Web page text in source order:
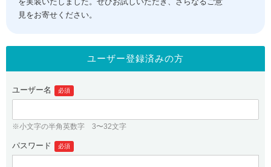
ドメイン一括検索
.jpドメインオークション
gTLDオークション NEW!
.jpドメインバックオーダー
プレミアムドメイン
人気ドメインの種類
XREA
SSL証明書
お得意様割引
紹介制度
バリュードメインAPI
ドメイン・ホスティングOEM
ログイン
従来のバリュードメインをご利用希望の方
ユーザー登録
見をお寄せください。
ユーザー登録済みの方
ユーザー名 必須
※小文字の半角英数字 3〜32文字
パスワード 必須